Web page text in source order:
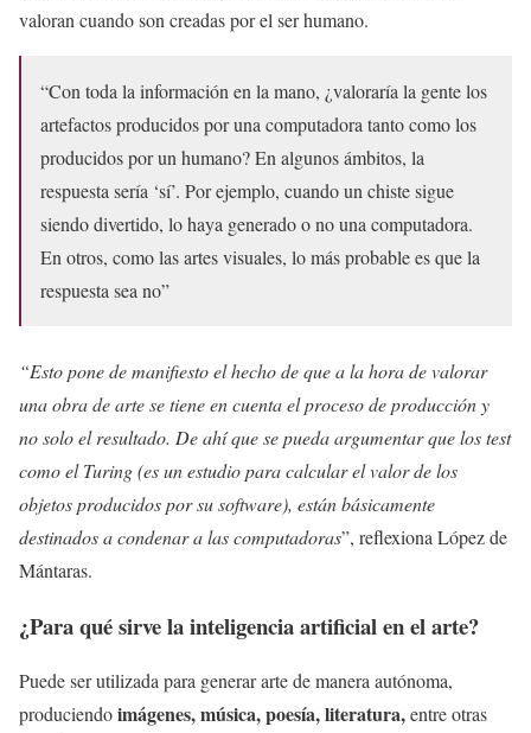
valoran cuando son creadas por el ser humano.
“Con toda la información en la mano, ¿valoraría la gente los
artefactos producidos por una computadora tanto como los
producidos por un humano? En algunos ámbitos, la
respuesta sería ‘sí’. Por ejemplo, cuando un chiste sigue
siendo divertido, lo haya generado o no una computadora.
En otros, como las artes visuales, lo más probable es que la
respuesta sea no”
“Esto pone de manifiesto el hecho de que a la hora de valorar
una obra de arte se tiene en cuenta el proceso de producción y
no solo el resultado. De ahí que se pueda argumentar que los test
como el Turing (es un estudio para calcular el valor de los
objetos producidos por su software), están básicamente
destinados a condenar a las computadoras”, reflexiona López de
Mántaras.
¿Para qué sirve la inteligencia artificial en el arte?
Puede ser utilizada para generar arte de manera autónoma,
produciendoimágenes, música, poesía, literatura,entre otras